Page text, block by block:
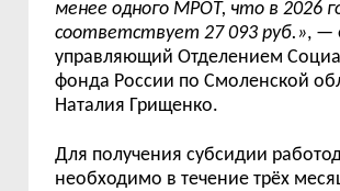
менее одного МРОТ, что в 2026
соответствует 27 093 руб.», —
управляющий Отделением
фонда России по Смоленской
Наталия Грищенко.
Для получения субсидии
необходимо в течение трёх